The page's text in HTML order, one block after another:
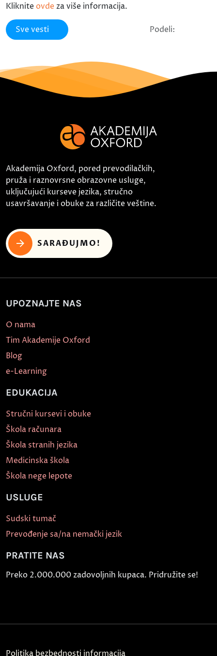
Kliknite ovde za više informacija.
Sve vesti Podeli:
Akademija Oxford, pored prevodilačkih,
pruža i raznovrsne obrazovne usluge,
uključujući kurseve jezika, stručno
usavršavanje i obuke za različite veštine.
SARAĐUJMO!
UPOZNAJTE NAS
O nama
Tim Akademije Oxford
Blog
e-Learning
EDUKACIJA
Stručni kursevi i obuke
Škola računara
Škola stranih jezika
Medicinska škola
Škola nege lepote
USLUGE
Sudski tumač
Prevođenje sa/na nemački jezik
PRATITE NAS
Preko 2.000.000 zadovoljnih kupaca. Pridružite se!
Politika bezbednosti informacija